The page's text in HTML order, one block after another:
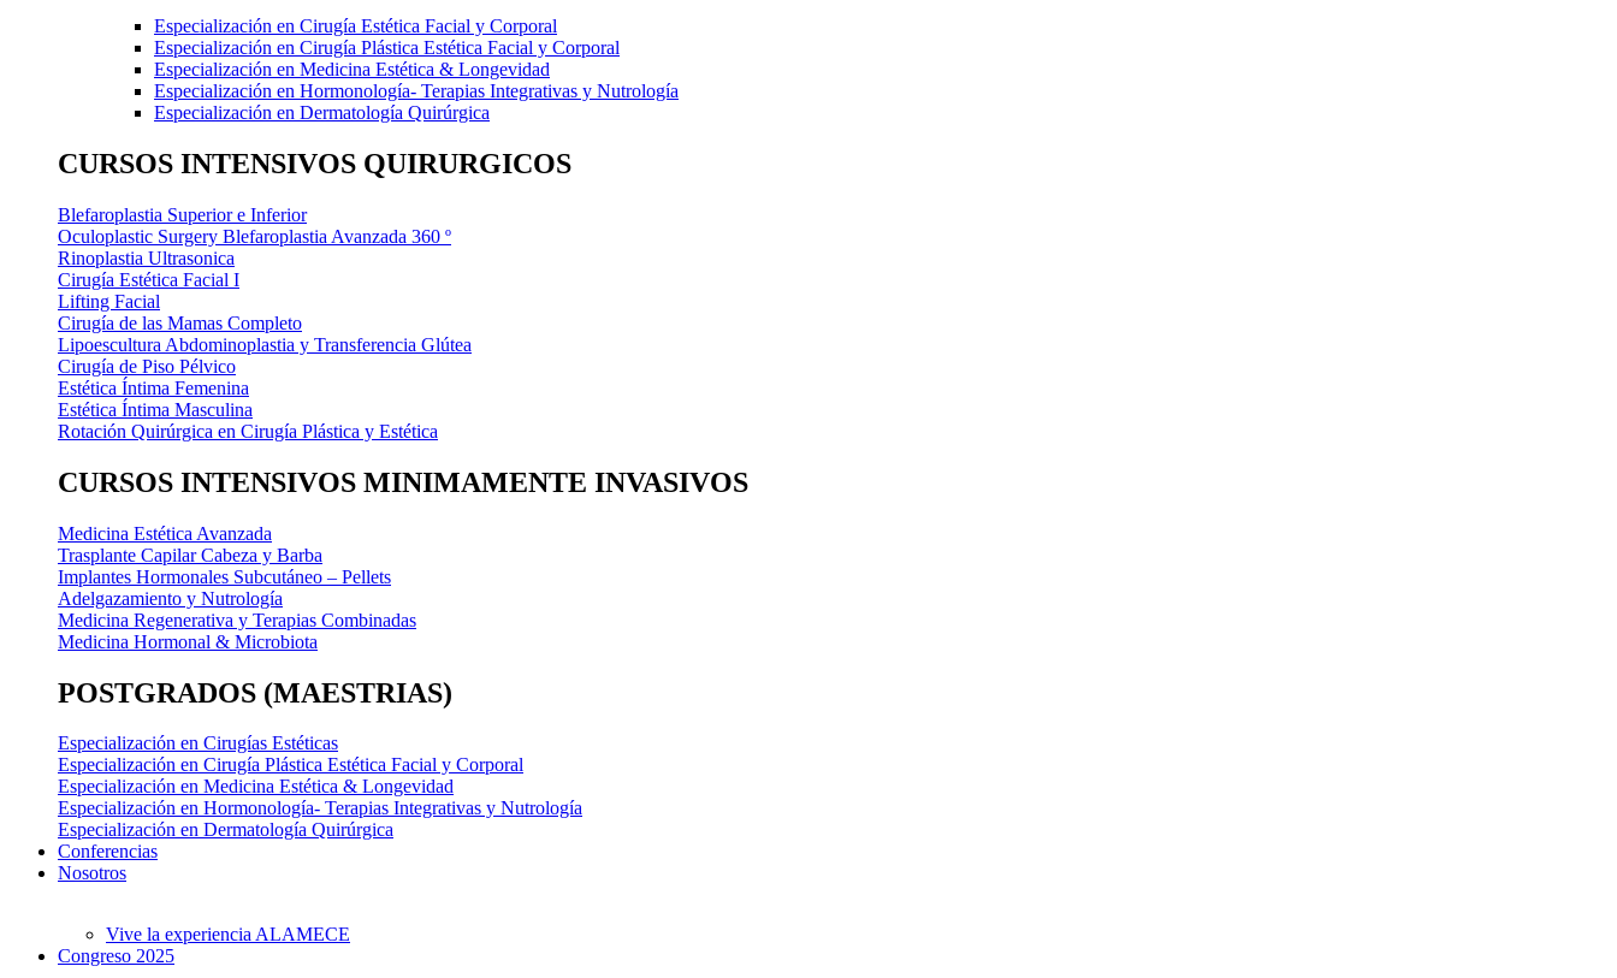
Especialización en Cirugía Estética Facial y Corporal
Especialización en Cirugía Plástica Estética Facial y Corporal
Especialización en Medicina Estética & Longevidad
Especialización en Hormonología- Terapias Integrativas y Nutrología
Especialización en Dermatología Quirúrgica
CURSOS INTENSIVOS QUIRURGICOS
Blefaroplastia Superior e Inferior
Oculoplastic Surgery Blefaroplastia Avanzada 360 º
Rinoplastia Ultrasonica
Cirugía Estética Facial I
Lifting Facial
Cirugía de las Mamas Completo
Lipoescultura Abdominoplastia y Transferencia Glútea
Cirugía de Piso Pélvico
Estética Íntima Femenina
Estética Íntima Masculina
Rotación Quirúrgica en Cirugía Plástica y Estética
CURSOS INTENSIVOS MINIMAMENTE INVASIVOS
Medicina Estética Avanzada
Trasplante Capilar Cabeza y Barba
Implantes Hormonales Subcutáneo – Pellets
Adelgazamiento y Nutrología
Medicina Regenerativa y Terapias Combinadas
Medicina Hormonal & Microbiota
POSTGRADOS (MAESTRIAS)
Especialización en Cirugías Estéticas
Especialización en Cirugía Plástica Estética Facial y Corporal
Especialización en Medicina Estética & Longevidad
Especialización en Hormonología- Terapias Integrativas y Nutrología
Especialización en Dermatología Quirúrgica
Conferencias
Nosotros
Vive la experiencia ALAMECE
Congreso 2025